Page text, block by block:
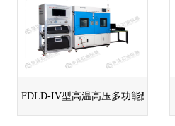
FDLD-IV型高温高压多功能酸化流